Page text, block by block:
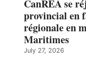
CanREA se
provincial en
régionale en
Maritimes
July 27, 2026